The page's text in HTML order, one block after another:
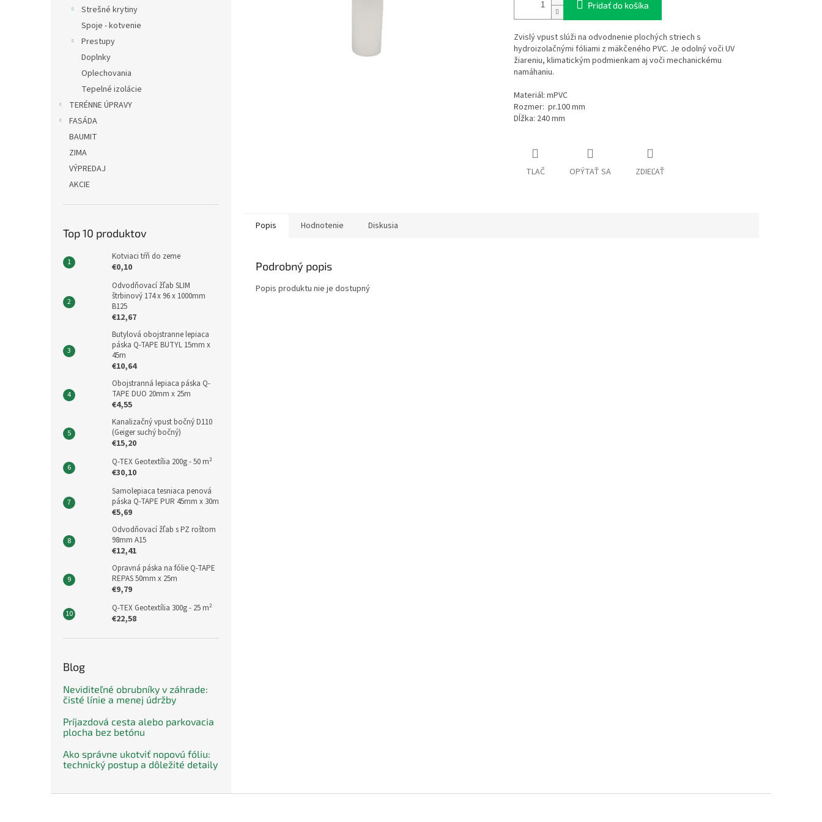
Strešné krytiny
Spoje - kotvenie
Prestupy
Doplnky
Oplechovania
Tepelné izolácie
TERÉNNE ÚPRAVY
FASÁDA
BAUMIT
ZIMA
VÝPREDAJ
AKCIE
Top 10 produktov
Kotviaci tŕň do zeme
€0,10
Odvodňovací žľab SLIM
štrbinový 174 x 96 x 1000mm
B125
€12,67
Butylová obojstranne lepiaca
páska Q-TAPE BUTYL 15mm x
45m
€10,64
Obojstranná lepiaca páska Q-
TAPE DUO 20mm x 25m
€4,55
Kanalizačný vpust bočný D110
(Geiger suchý bočný)
€15,20
Q-TEX Geotextília 200g - 50 m²
€30,10
Samolepiaca tesniaca penová
páska Q-TAPE PUR 45mm x 30m
€5,69
Odvodňovací žľab s PZ roštom
98mm A15
€12,41
Opravná páska na fólie Q-TAPE
REPAS 50mm x 25m
€9,79
Q-TEX Geotextília 300g - 25 m²
€22,58
Blog
Neviditeľné obrubníky v záhrade:
čisté línie a menej údržby
Príjazdová cesta alebo parkovacia
plocha bez betónu
Ako správne ukotviť nopovú fóliu:
technický postup a dôležité detaily
Pridať do košíka
Zvislý vpust slúži na odvodnenie plochých striech s
hydroizolačnými fóliami z mäkčeného PVC. Je odolný voči UV
žiareniu, klimatickým podmienkam aj voči mechanickému
namáhaniu.
Materiál: mPVC
Rozmer: pr.100 mm
Dĺžka: 240mm
TLAČ OPÝTAŤ SA ZDIEĽAŤ
Popis Hodnotenie Diskusia
Podrobný popis
Popis produktu nie je dostupný